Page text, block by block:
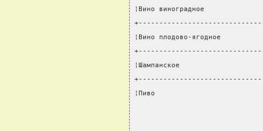
¦Вино виноградное
¦Вино плодово-ягодное
¦Шампанское
¦Пиво